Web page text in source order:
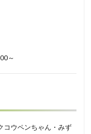
～
コウペンちゃん・みず